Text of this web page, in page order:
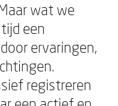
wat we
een
ervaringen,
registreren